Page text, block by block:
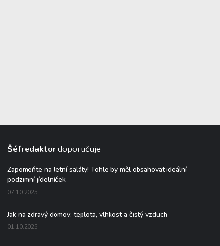
Šéfredaktordoporučuje
Zapomeňte na letní saláty! Tohle by měl obsahovat ideální
podzimní jídelníček
07.10.2025
Jak na zdravý domov: teplota, vlhkost a čistý vzduch
01.10.2025